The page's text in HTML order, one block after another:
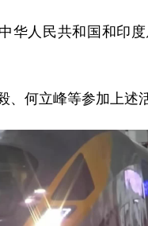
华人民共和国和印
、何立峰等参加上述